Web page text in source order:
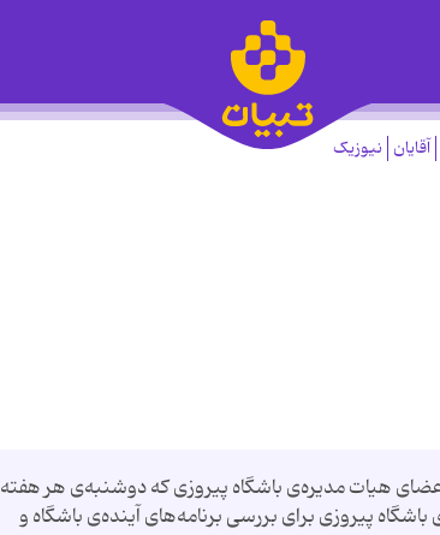
آقایان نیوزیک
هیات مدیره‌ی باشگاه پیروزی كه دوشنبه‌ی هر هفته
پیروزی برای بررسی برنامه‌های آینده‌ی باشگاه و